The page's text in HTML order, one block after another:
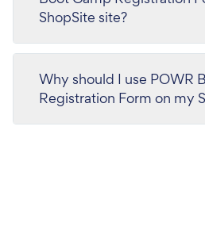
ShopSite site?
Why should I use POWR
Registration Form on my